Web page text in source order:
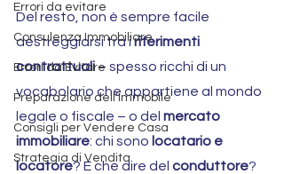
Errori da evitare
Consulenza Immobiliare
Errori da Evitare
Preparazione dell’Immobile
Consigli per Vendere Casa
Strategia di Vendita
Del resto, non è sempre facile
destreggiarsi tra i riferimenti
contrattuali – spesso ricchi di un
vocabolario che appartiene al mondo
legale o fiscale – o del mercato
immobiliare: chi sono locatario e
locatore? E che dire del conduttore?